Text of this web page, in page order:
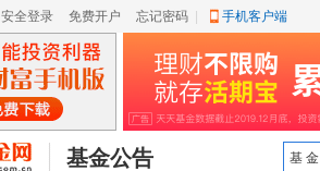
安全登录 免费开户 忘记密码 手机客户端
基金公告 基 金